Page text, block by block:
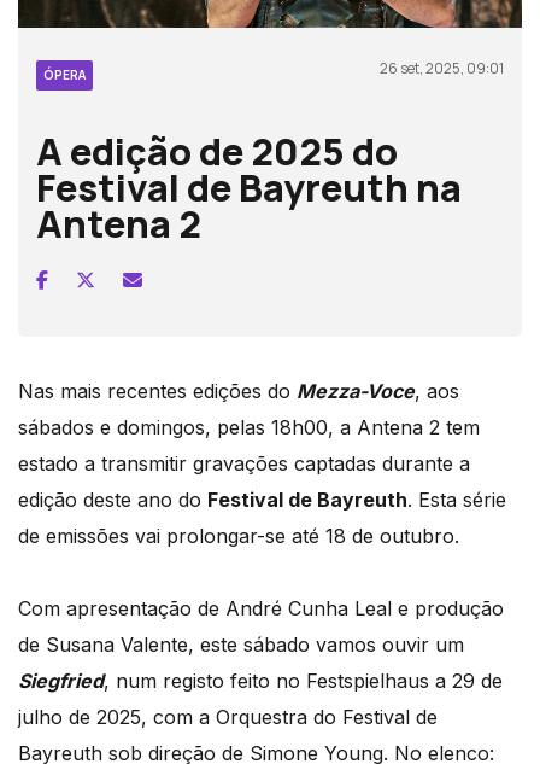
ÓPERA 26 set, 2025, 09:01
A edição de 2025 do
Festival de Bayreuth na
Antena 2
Nas mais recentes edições do Mezza-Voce, aos
sábados e domingos, pelas 18h00, a Antena 2 tem
estado a transmitir gravações captadas durante a
edição deste ano do Festival de Bayreuth. Esta série
de emissões vai prolongar-se até 18 de outubro.
Com apresentação de André Cunha Leal e produção
de Susana Valente, este sábado vamos ouvir um
Siegfried, num registo feito no Festspielhaus a 29 de
julho de 2025, com a Orquestra do Festival de
Bayreuth sob direção de Simone Young. No elenco: